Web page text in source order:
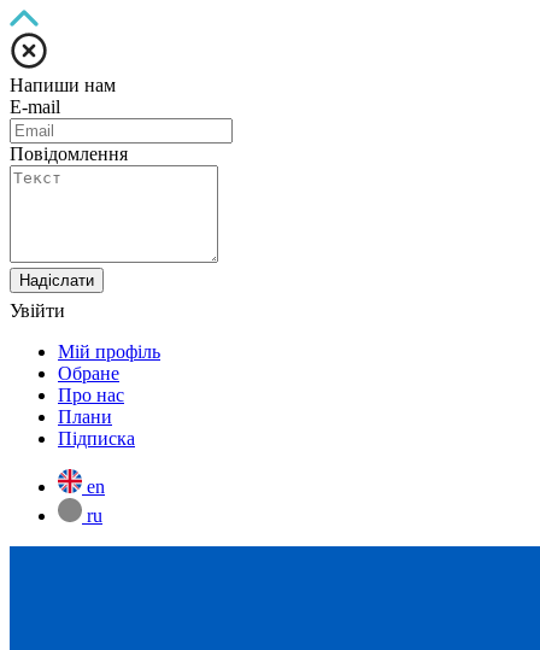
Напиши нам
E-mail
Повідомлення
Надіслати
Увійти
Мій профіль
Обране
Про нас
Плани
Підписка
en
ru